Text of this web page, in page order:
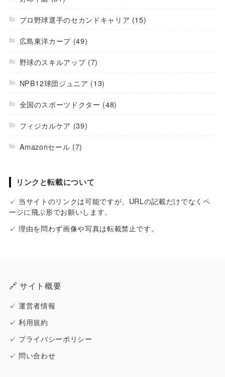
プロ野球選手のセカンドキャリア (15)
広島東洋カープ (49)
野球のスキルアップ(7)
NPB12球団ジュニア (13)
全国のスポーツドクター (48)
フィジカルケア (39)
Amazonセール (7)
リンクと転載について
✓ 当サイトのリンクは可能ですが、URLの記載だけでなくペ
ージに飛ぶ形でお願いします。
✓ 理由を問わず画像や写真は転載禁止です。
🔗 サイト概要
✓運営者情報
✓利用規約
✓ プライバシーポリシー
✓ 問い合わせ